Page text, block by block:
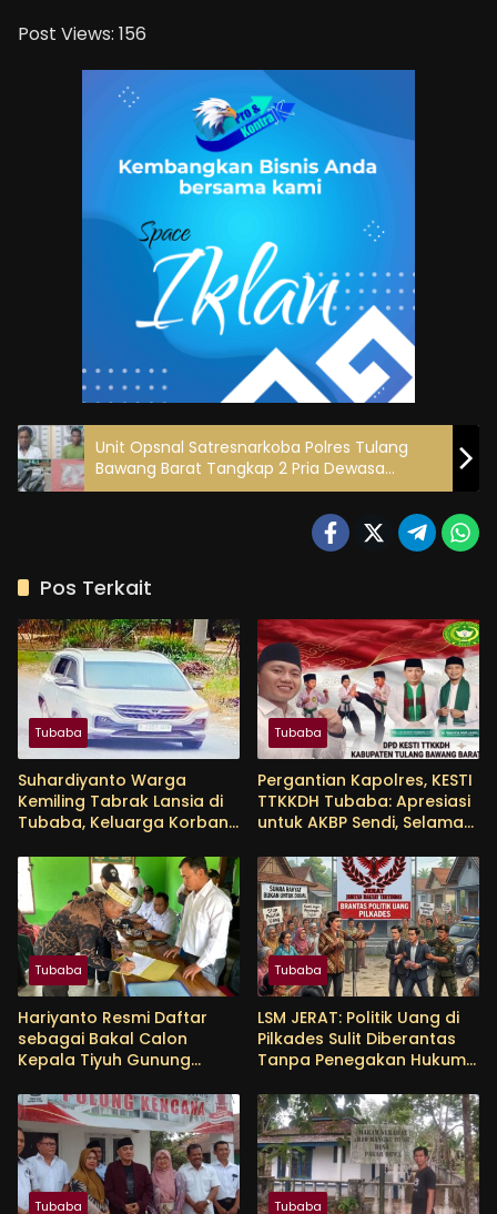
Post Views: 156
Unit Opsnal Satresnarkoba Polres Tulang
Bawang Barat Tangkap 2 Pria Dewasa
Terkait Kasus Narkoba
Pos Terkait
Tubaba
Suhardiyanto Warga
Kemiling Tabrak Lansia di
Tubaba, Keluarga Korban
Tubaba
Pergantian Kapolres, KESTI
TTKKDH Tubaba: Apresiasi
untuk AKBP Sendi, Selamat
Himmawan
Tubaba
Hariyanto Resmi Daftar
sebagai Bakal Calon
Kepala Tiyuh Gunung
Pembangunan dan
Tingkatkan Kesejahteraan
Warga
Tubaba
LSM JERAT: Politik Uang di
Pilkades Sulit Diberantas
Tanpa Penegakan Hukum
Tubaba Tubaba